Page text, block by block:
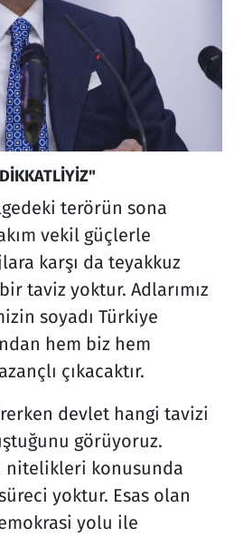
terörün sona
vekil güçlerle
karşı da teyakkuz
taviz yoktur. Adlarımız
soyadı Türkiye
hem biz hem
çıkacaktır.
devlet hangi tavizi
görüyoruz.
nitelikleri konusunda
yoktur. Esas olan
yolu ile